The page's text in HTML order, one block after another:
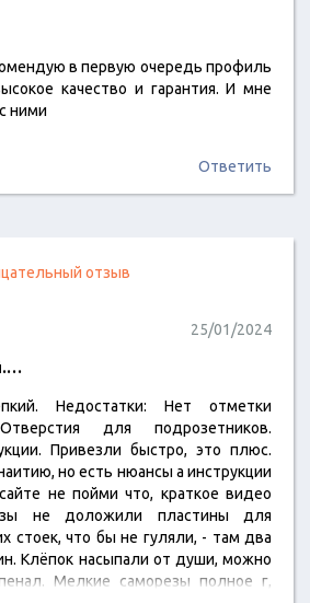
в первую очередь профиль
качество и гарантия. И мне
ними
Ответить
отзыв
25/01/2024
Недостатки: Нет отметки
для подрозетников.
Привезли быстро, это плюс.
но есть нюансы а инструкции
не пойми что, краткое видео
не доложили пластины для
стоек, что бы не гуляли, - там два
Клёпок насыпали от души, можно
Мелкие саморезы полное г,